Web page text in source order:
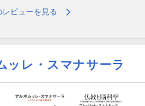
に、「私」が薄く薄くなってい
科学学術院教授・心療内科医）
々の内面を支えてくれること
ビューを見る
ッレ・スマナサーラ